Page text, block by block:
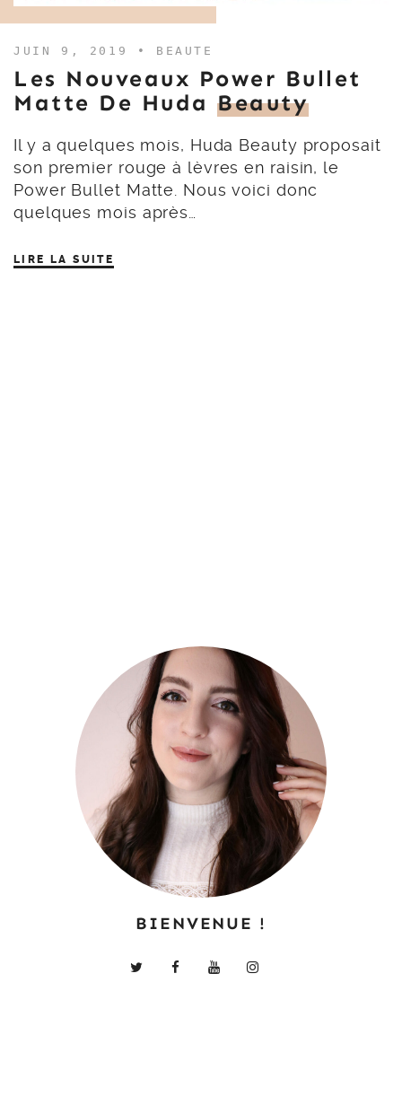
JUIN 9, 2019 • BEAUTE
Les Nouveaux Power Bullet
Matte De Huda Beauty
Il y a quelques mois, Huda Beauty proposait
son premier rouge à lèvres en raisin, le
Power Bullet Matte. Nous voici donc
quelques mois après…
LIRE LA SUITE
BIENVENUE !